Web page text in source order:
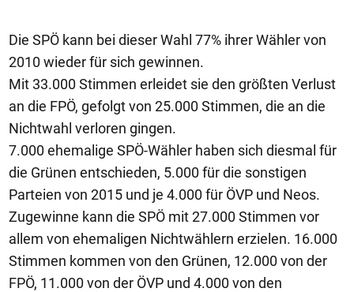
Die SPÖ kann bei dieser Wahl 77% ihrer Wähler von
2010 wieder für sich gewinnen.
Mit 33.000 Stimmen erleidet sie den größten Verlust
an die FPÖ, gefolgt von 25.000 Stimmen, die an die
Nichtwahl verloren gingen.
7.000 ehemalige SPÖ-Wähler haben sich diesmal für
die Grünen entschieden, 5.000 für die sonstigen
Parteien von 2015 und je 4.000 für ÖVP und Neos.
Zugewinne kann die SPÖ mit 27.000 Stimmen vor
allem von ehemaligen Nichtwählern erzielen. 16.000
Stimmen kommen von den Grünen, 12.000 von der
FPÖ, 11.000 von der ÖVP und 4.000 von den